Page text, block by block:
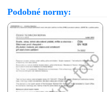
Podobné normy: